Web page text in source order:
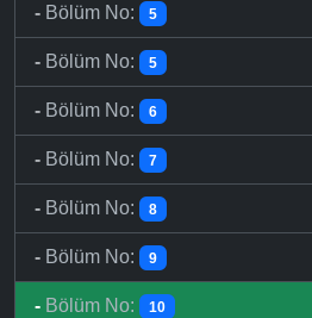
- Bölüm No: 5
- Bölüm No: 5
- Bölüm No: 6
- Bölüm No: 7
- Bölüm No: 8
- Bölüm No: 9
- Bölüm No: 10